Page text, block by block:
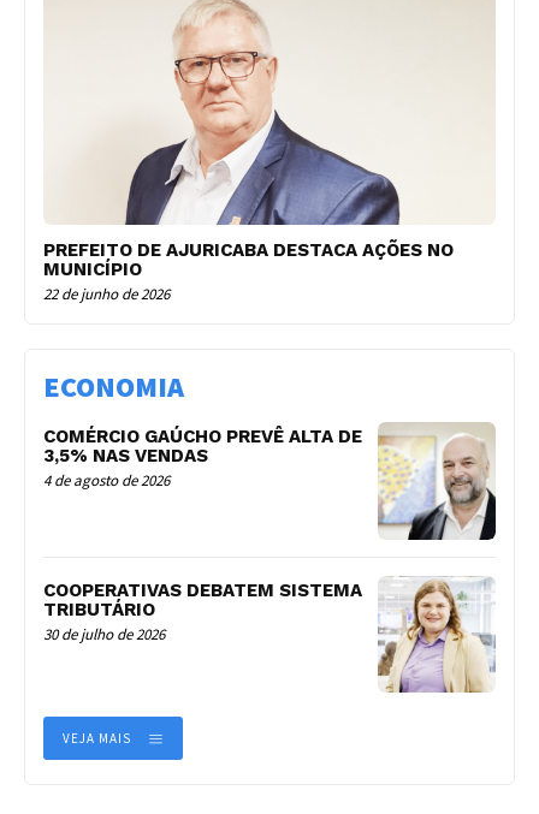
PREFEITO DE AJURICABA DESTACA AÇÕES NO
MUNICÍPIO
22 de junho de 2026
ECONOMIA
COMÉRCIO GAÚCHO PREVÊ ALTA DE
3,5% NAS VENDAS
4 de agosto de 2026
COOPERATIVAS DEBATEM SISTEMA
TRIBUTÁRIO
30 de julho de 2026
VEJA MAIS